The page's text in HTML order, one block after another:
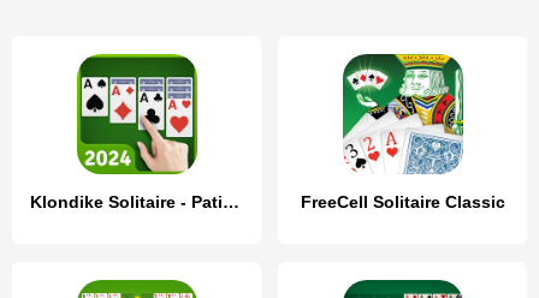
Klondike Solitaire - Patience FreeCell Solitaire Classic